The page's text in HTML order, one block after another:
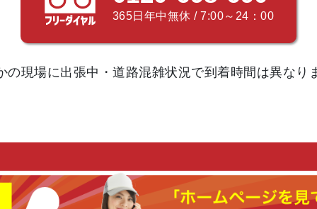
365日年中無休 / 7:00～24：00
の現場に出張中・道路混雑状況で到着時間は異なり